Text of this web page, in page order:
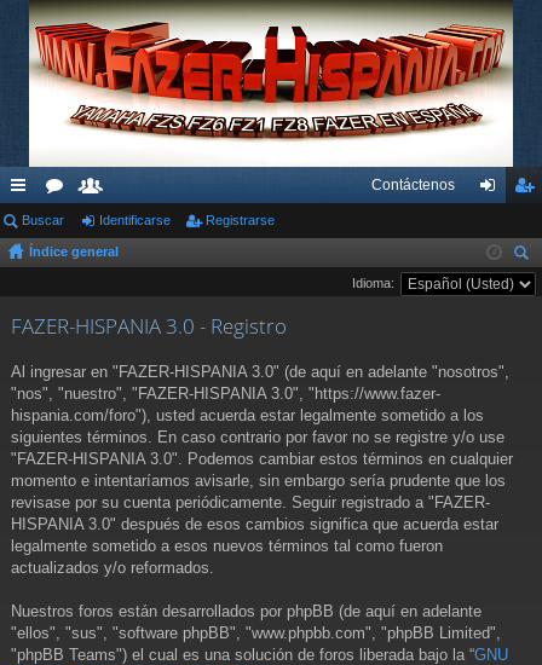
nl
ac
rá
pi
do
s
or
os
su
ari
Contáctenos
nti
fic
se
ist
ra
Buscar Identificarse Registrarse
Índice general
us
Idioma:
FAZER-HISPANIA 3.0 - Registro
Al ingresar en "FAZER-HISPANIA 3.0" (de aquí en adelante "nosotros",
"nos", "nuestro", "FAZER-HISPANIA 3.0", "https://www.fazer-
hispania.com/foro"), usted acuerda estar legalmente sometido a los
siguientes términos. En caso contrario por favor no se registre y/o use
"FAZER-HISPANIA 3.0". Podemos cambiar estos términos en cualquier
momento e intentaríamos avisarle, sin embargo sería prudente que los
revisase por su cuenta periódicamente. Seguir registrado a "FAZER-
HISPANIA 3.0" después de esos cambios significa que acuerda estar
legalmente sometido a esos nuevos términos tal como fueron
actualizados y/o reformados.
Nuestros foros están desarrollados por phpBB (de aquí en adelante
"ellos", "sus", "software phpBB", "www.phpbb.com", "phpBB Limited",
"phpBB Teams") el cual es una solución de foros liberada bajo la “GNU